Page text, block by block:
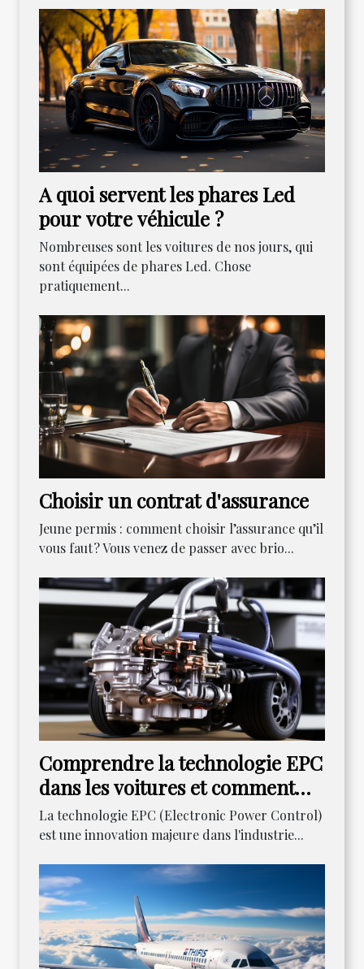
A quoi servent les phares Led
pour votre véhicule ?
Nombreuses sont les voitures de nos jours, qui
sont équipées de phares Led. Chose
pratiquement...
Choisir un contrat d'assurance
Jeune permis : comment choisir l’assurance qu’il
vous faut ? Vous venez de passer avec brio...
Comprendre la technologie EPC
dans les voitures et comment
résoudre ses problèmes
courants
La technologie EPC (Electronic Power Control)
est une innovation majeure dans l'industrie...